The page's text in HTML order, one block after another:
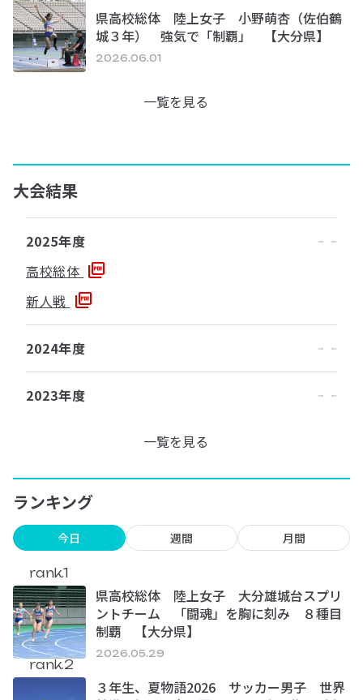
県高校総体 陸上女子 小野萌杏（佐伯鶴
城３年） 強気で「制覇」 【大分県】
2026.06.01
一覧を見る
大会結果
2025年度
高校総体
新人戦
2024年度
2023年度
一覧を見る
ランキング
今日 週間 月間
rank.1
県高校総体 陸上女子 大分雄城台スプリ
ントチーム 「闘魂」を胸に刻み ８種目
制覇 【大分県】
2026.05.29
rank.2
３年生、夏物語2026 サッカー男子 世界